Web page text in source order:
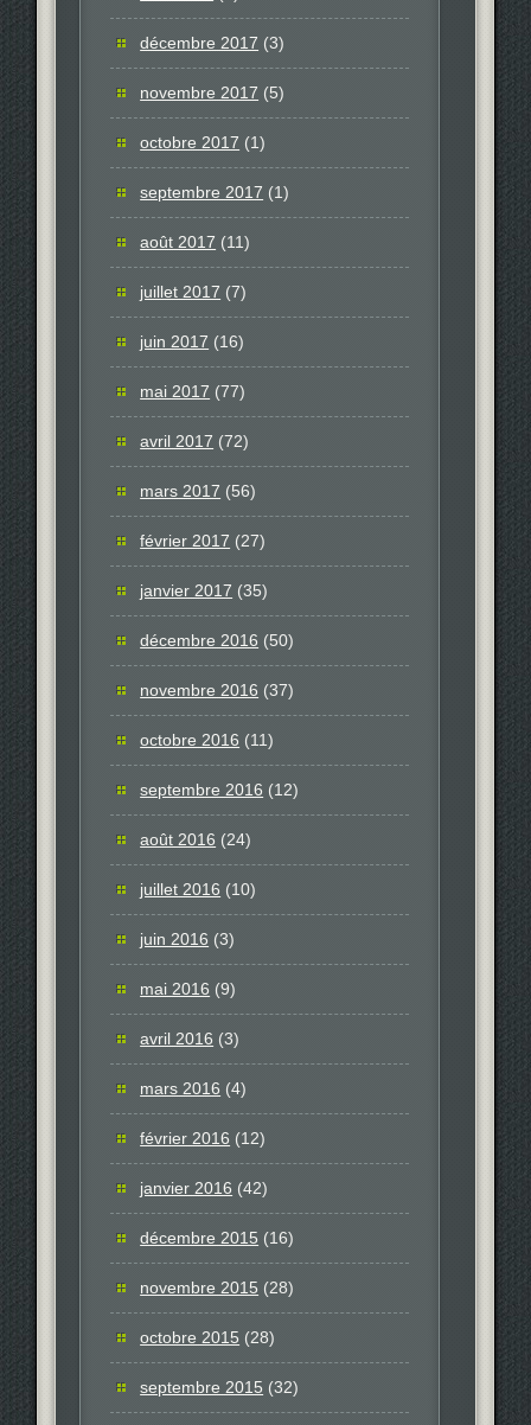
décembre 2017 (3)
novembre 2017 (5)
octobre 2017 (1)
septembre 2017 (1)
août 2017 (11)
juillet 2017 (7)
juin 2017 (16)
mai 2017 (77)
avril 2017 (72)
mars 2017 (56)
février 2017 (27)
janvier 2017 (35)
décembre 2016 (50)
novembre 2016 (37)
octobre 2016 (11)
septembre 2016 (12)
août 2016 (24)
juillet 2016 (10)
juin 2016 (3)
mai 2016 (9)
avril 2016 (3)
mars 2016 (4)
février 2016 (12)
janvier 2016 (42)
décembre 2015 (16)
novembre 2015 (28)
octobre 2015 (28)
septembre 2015 (32)